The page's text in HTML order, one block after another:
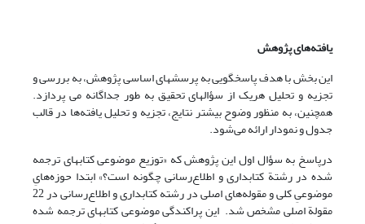
یافته‌های پژوهش
این بخش با هدف پاسخگویی به پرسشهای اساسی پژوهش، به بررسی و
تجزیه و تحلیل هریک از سؤالهای تحقیق به طور جداگانه می پردازد.
همچنین، به منظور وضوح بیشتر نتایج، تجزیه و تحلیل یافته‌ها در قالب
جدول و نمودار ارائه می‌شود.
درپاسخ به سؤال اول این پژوهش که «توزیع موضوعی کتابهای ترجمه
شده در رشتة کتابداری و اطلاع‌رسانی چگونه است؟» ابتدا حوزه‌هایِ
موضوعیِ کلی و مقوله‌های اصلی در رشته کتابداری و اطلاع‌رسانی در 22
مقولة اصلی مشخص شد. این پراکندگی موضوعی کتابهای ترجمه شده